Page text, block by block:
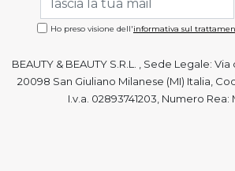
Ho preso visione dell'informativa sul
BEAUTY & BEAUTY S.R.L. , Sede Legale:
20098 San Giuliano Milanese (MI) Italia,
I.v.a. 02893741203, Numero Rea: